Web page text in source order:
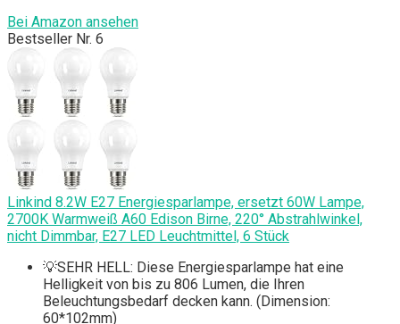
Bei Amazon ansehen
Bestseller Nr. 6
Linkind 8.2W E27 Energiesparlampe, ersetzt 60W Lampe,
2700K Warmweiß A60 Edison Birne, 220° Abstrahlwinkel,
nicht Dimmbar, E27 LED Leuchtmittel, 6 Stück
💡SEHR HELL: Diese Energiesparlampe hat eine
Helligkeit von bis zu 806 Lumen, die Ihren
Beleuchtungsbedarf decken kann. (Dimension:
60*102mm)